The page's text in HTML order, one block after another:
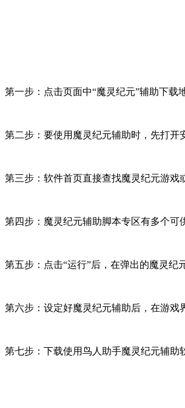
第一步：点击页面中“魔灵纪元”辅助下载
第二步：要使用魔灵纪元辅助时，先打开
第三步：软件首页直接查找魔灵纪元游戏
第四步：魔灵纪元辅助脚本专区有多个可
第五步：点击“运行”后，在弹出的魔灵纪
第六步：设定好魔灵纪元辅助后，在游戏
第七步：下载使用鸟人助手魔灵纪元辅助